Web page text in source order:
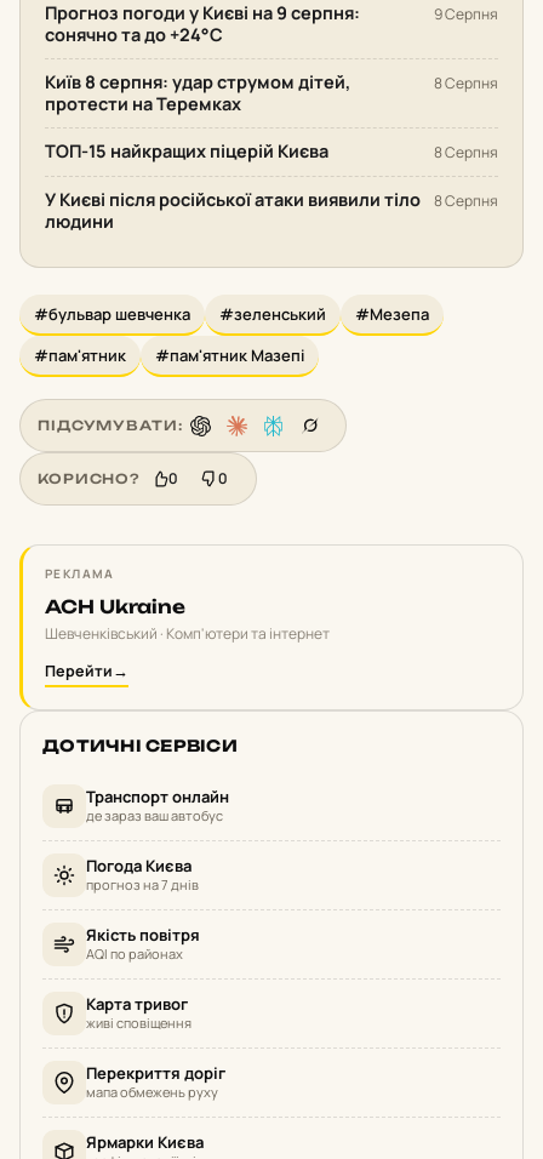
Прогноз погоди у Києві на 9 серпня:
сонячно та до +24°С
9 Серпня
Київ 8 серпня: удар струмом дітей,
протести на Теремках
8 Серпня
ТОП-15 найкращих піцерій Києва 8 Серпня
У Києві після російської атаки виявили тіло
людини
8 Серпня
#бульвар шевченка #зеленський
#Мезепа
#пам'ятник
#пам'ятник Мазепі
ПІДСУМУВАТИ:
КОРИСНО? 0 0
РЕКЛАМА
ACH Ukraine
Шевченківський · Комп'ютери та інтернет
Перейти→
ДОТИЧНІ СЕРВІСИ
Транспорт онлайн
де зараз ваш автобус
Погода Києва
прогноз на 7 днів
Якість повітря
AQI по районах
Карта тривог
живі сповіщення
Перекриття доріг
мапа обмежень руху
Ярмарки Києва